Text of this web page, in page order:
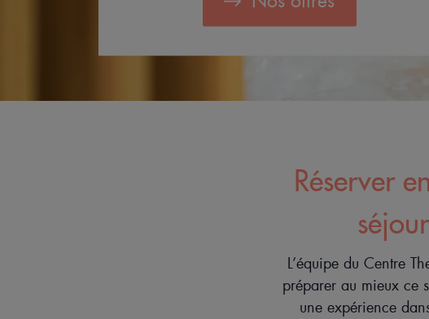
Réserver
L’équipe du Centre
préparer au mieux ce
une expérience